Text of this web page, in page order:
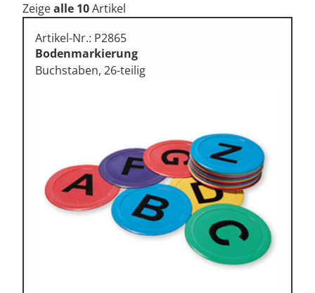
Kampfsport
Klettern
Leichtathletik
Objekteinrichtungen
Sportspielgeräte,
Zeigealle 10Artikel
Artikel-Nr.: P2865
Bodenmarkierung
Buchstaben, 26-teilig